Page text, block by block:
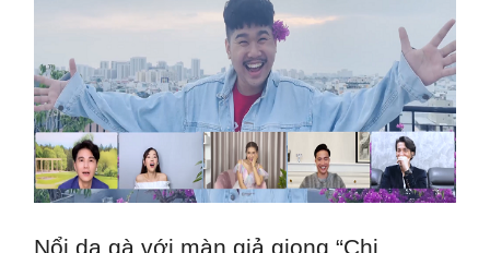
Nổi da gà với màn giả giọng “Chị